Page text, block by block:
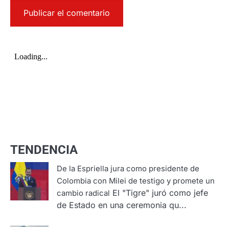
TENDENCIA
De la Espriella jura como presidente de
Colombia con Milei de testigo y promete un
cambio radical El "Tigre" juró como jefe
de Estado en una ceremonia qu...